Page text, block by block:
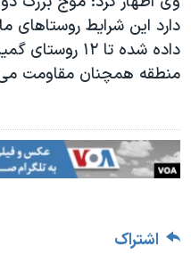
سفر پرزیدنت ترامپ به چین
دارد این شرایط روستاهای
داده شده تا
منطقه همچنان مقاومت
اشتراک